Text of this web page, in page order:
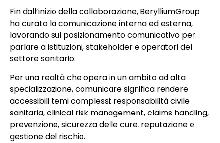
Fin dall’inizio della collaborazione, BerylliumGroup
ha curato la comunicazione interna ed esterna,
lavorando sul posizionamento comunicativo per
parlare a istituzioni, stakeholder e operatori del
settore sanitario.
Per una realtà che opera in un ambito ad alta
specializzazione, comunicare significa rendere
accessibili temi complessi: responsabilità civile
sanitaria, clinical risk management, claims handling,
prevenzione, sicurezza delle cure, reputazione e
gestione del rischio.